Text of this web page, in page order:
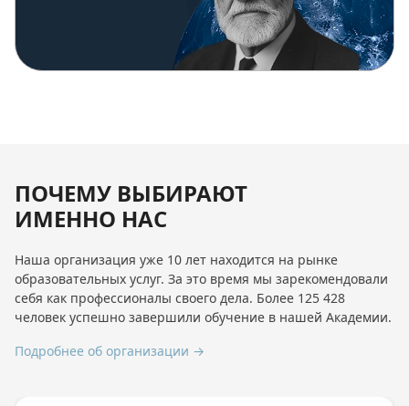
ПОЧЕМУ ВЫБИРАЮТ
ИМЕННО НАС
Наша организация уже 10 лет находится на рынке
образовательных услуг. За это время мы зарекомендовали
себя как профессионалы своего дела. Более 125 428
человек успешно завершили обучение в нашей Академии.
Подробнее об организации →